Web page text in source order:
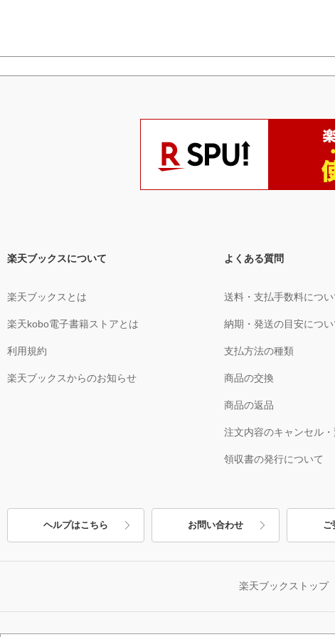
楽天ブックスについて
楽天ブックスとは
楽天kobo電子書籍ストアとは
利用規約
楽天ブックスからのお知らせ
よくある質問
送料・支払手数料につい
納期・発送の目安につい
支払方法の種類
商品の交換
商品の返品
注文内容のキャンセル
領収書の発行について
ヘルプはこちら お問い合わせ ご
楽天ブックストップ